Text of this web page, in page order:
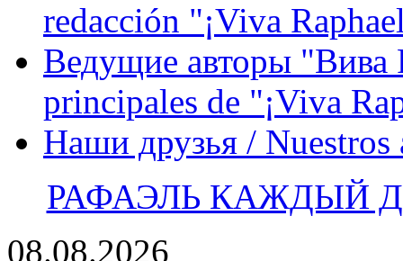
redacción "¡Viva
Ведущие авторы "Вива
principales de "¡Viva
Наши друзья / Nuestros
РАФАЭЛЬ КАЖДЫЙ
08.08.2026